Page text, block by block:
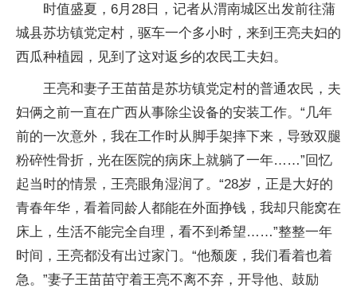
时值盛夏，6月28日，记者从渭南城区出发前往蒲
城县苏坊镇党定村，驱车一个多小时，来到王亮夫妇的
西瓜种植园，见到了这对返乡的农民工夫妇。
王亮和妻子王苗苗是苏坊镇党定村的普通农民，夫
妇俩之前一直在广西从事除尘设备的安装工作。“几年
前的一次意外，我在工作时从脚手架摔下来，导致双腿
粉碎性骨折，光在医院的病床上就躺了一年……”回忆
起当时的情景，王亮眼角湿润了。“28岁，正是大好的
青春年华，看着同龄人都能在外面挣钱，我却只能窝在
床上，生活不能完全自理，看不到希望……”整整一年
时间，王亮都没有出过家门。“他颓废，我们看着也着
急。”妻子王苗苗守着王亮不离不弃，开导他、鼓励